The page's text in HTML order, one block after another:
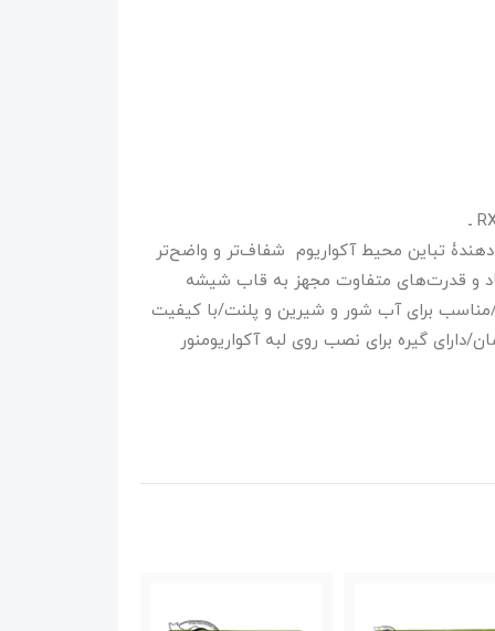
چراغ LED داخل آکواریومی roxin، سری RX-D D600 ـ
محیط آکواریوم شفاف‌تر و واضح‌تر
و قدرت‌های متفاوت مجهز به قاب شیشه
انرژی/مناسب برای آب شور و شیرین و پلنت/با کیفیت
گیره برای نصب روی لبه آکواریومنور